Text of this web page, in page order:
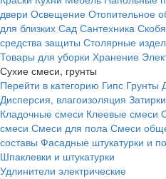
двери Освещение Отопительное
для близких Сад Сантехника
средства защиты Столярные
Товары для уборки Хранение
Сухие смеси, грунты
Перейти в категорию Гипс Грунты
Дисперсия, влагоизоляция
Кладочные смеси Клеевые смеси
смеси Смеси для пола Смеси
составы Фасадные штукатурки и
Шпаклевки и штукатурки
Удлинители электрические